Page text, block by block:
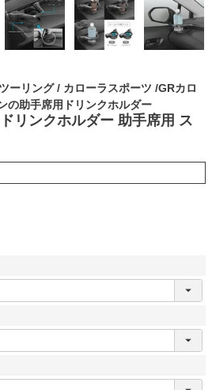
ーリング / カローラスポーツ /GRカロ
の助手席用ドリンクホルダー
リンクホルダー 助手席用 ス